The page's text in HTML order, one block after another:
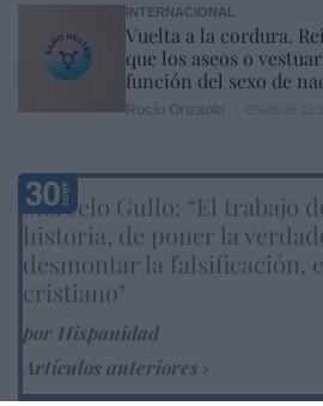
INTERNACIONAL
Vuelta a la cordura.
que los aseos o
función del sexo de
Marcelo Gullo: “El trabajo
historia, de poner la
desmontar la falsificación,
cristiano"
por Hispanidad
Artículos anteriores